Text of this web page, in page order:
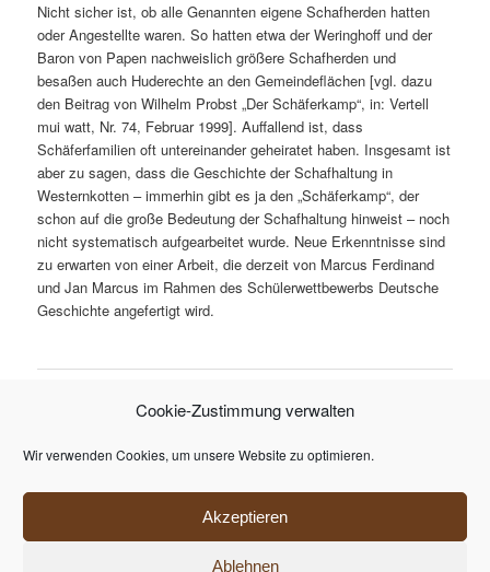
Cookie-Zustimmung verwalten
Wir verwenden Cookies, um unsere Website zu optimieren.
Akzeptieren
Ablehnen
Nicht sicher ist, ob alle Genannten eigene Schafherden hatten
oder Angestellte waren. So hatten etwa der Weringhoff und der
Baron von Papen nachweislich größere Schafherden und
besaßen auch Huderechte an den Gemeindeflächen [vgl. dazu
den Beitrag von Wilhelm Probst „Der Schäferkamp“, in: Vertell
mui watt, Nr. 74, Februar 1999]. Auffallend ist, dass
Schäferfamilien oft untereinander geheiratet haben. Insgesamt ist
aber zu sagen, dass die Geschichte der Schafhaltung in
Westernkotten – immerhin gibt es ja den „Schäferkamp“, der
schon auf die große Bedeutung der Schafhaltung hinweist – noch
nicht systematisch aufgearbeitet wurde. Neue Erkenntnisse sind
zu erwarten von einer Arbeit, die derzeit von Marcus Ferdinand
und Jan Marcus im Rahmen des Schülerwettbewerbs Deutsche
Geschichte angefertigt wird.